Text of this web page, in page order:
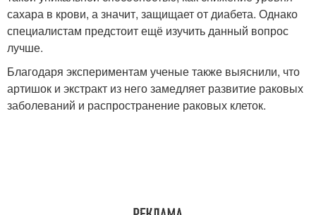
сахара в крови, а значит, защищает от диабета. Однако
специалистам предстоит ещё изучить данный вопрос
лучше.
Благодаря экспериментам ученые также выяснили, что
артишок и экстракт из него замедляет развитие раковых
заболеваний и распространение раковых клеток.